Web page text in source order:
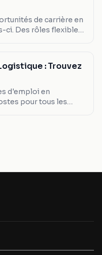
de carrière en
ci. Des rôles flexibles
: Trouvez
d'emploi en
pour tous les